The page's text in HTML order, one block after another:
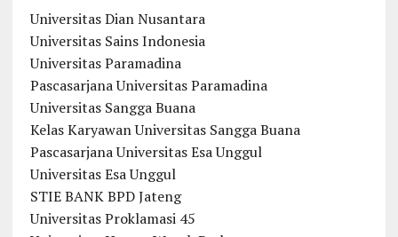
Universitas Dian Nusantara
Universitas Sains Indonesia
Universitas Paramadina
Pascasarjana Universitas Paramadina
Universitas Sangga Buana
Kelas Karyawan Universitas Sangga Buana
Pascasarjana Universitas Esa Unggul
Universitas Esa Unggul
STIE BANK BPD Jateng
Universitas Proklamasi 45